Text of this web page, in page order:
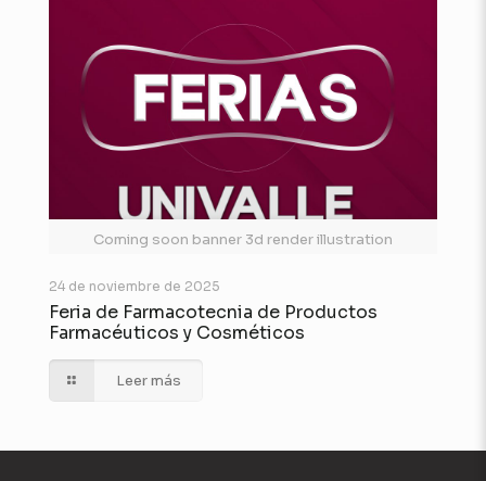
Coming soon banner 3d render illustration
24 de noviembre de 2025
Feria de Farmacotecnia de Productos
Farmacéuticos y Cosméticos
Leer más